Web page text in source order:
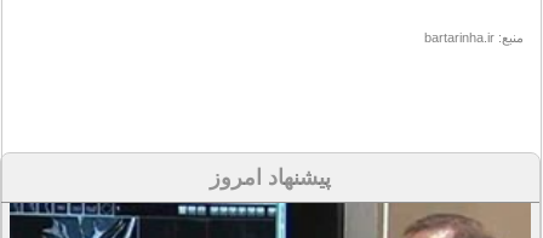
منبع: bartarinha.ir
پیشنهاد امروز